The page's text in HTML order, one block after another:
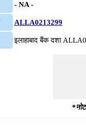
- NA -
ALLA0213299
इलाहाबाद बैंक दशा